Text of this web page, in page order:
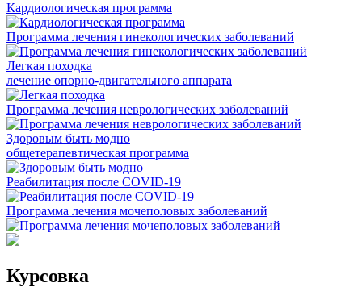
Кардиологическая программа
Программа лечения гинекологических заболеваний
Легкая походка
лечение опорно-двигательного аппарата
Программа лечения неврологических заболеваний
Здоровым быть модно
общетерапевтическая программа
Реабилитация после COVID-19
Программа лечения мочеполовых заболеваний
Курсовка